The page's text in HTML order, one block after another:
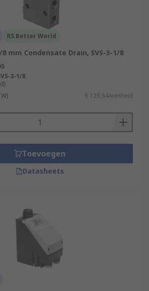
RS Better World
mm Condensate Drain, SVS-3-1/8
3-1/8
€ 123,64/eenheid
Toevoegen
Datasheets